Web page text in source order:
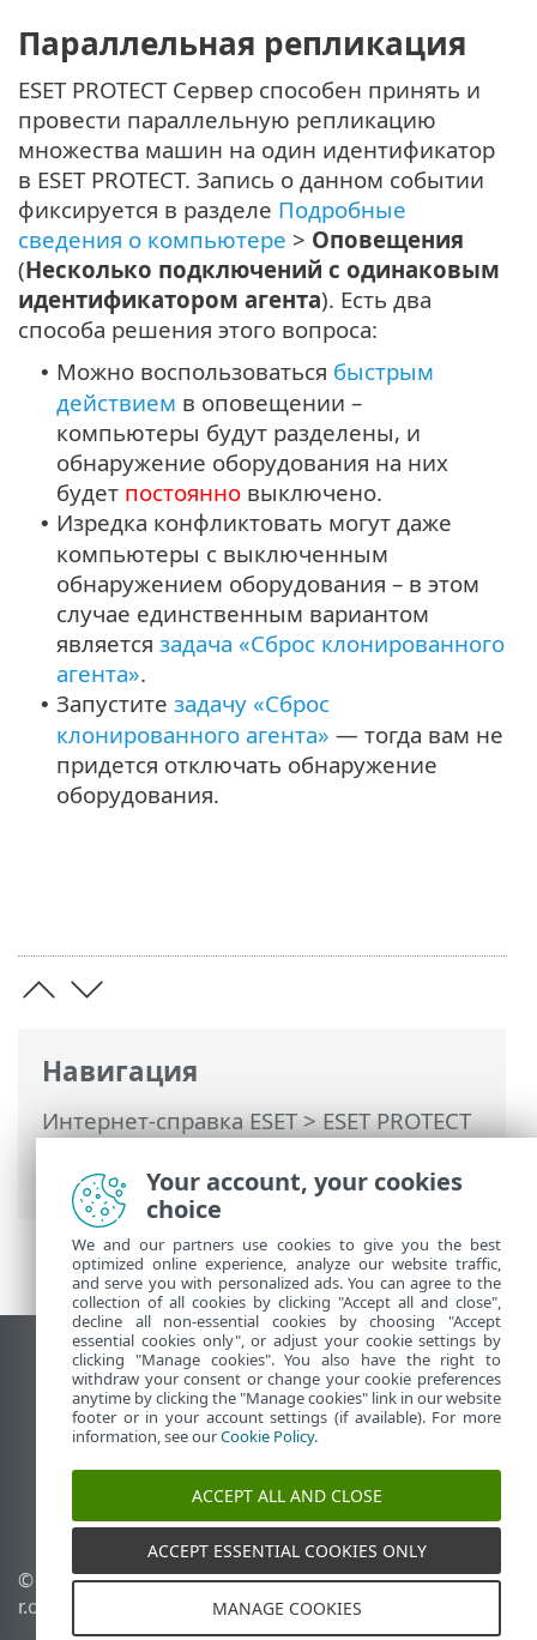
Навигация
Интернет-справка ESET>ESET PROTECT
обнаружение оборудования
Параллельная репликация
ESET PROTECT Сервер способен принять и
провести параллельную репликацию
множества машин на один идентификатор
в ESET PROTECT. Запись о данном событии
фиксируется в разделе Подробные
сведения о компьютере > Оповещения
(Несколько подключений с одинаковым
идентификатором агента). Есть два
способа решения этого вопроса:
• Можно воспользоваться быстрым
действием в оповещении –
компьютеры будут разделены, и
обнаружение оборудования на них
будет постоянно выключено.
• Изредка конфликтовать могут даже
компьютеры с выключенным
обнаружением оборудования – в этом
случае единственным вариантом
является задача «Сброс клонированного
агента».
• Запустите задачу «Сброс
клонированного агента» — тогда вам не
придется отключать обнаружение
оборудования.
Использовать сайт для ПК
End of Life
База знаний ESET
ESET Status Portal
Региональная поддержка
© 1992 - 2026 ESET, spol. s
r.o. - Все права защищены.
Управлять файлами
Политика в отношении
Your account, your cookies
choice
We and our partners use cookies to give you the best
optimized online experience, analyze our website traffic,
and serve you with personalized ads. You can agree to the
collection of all cookies by clicking "Accept all and close",
decline all non-essential cookies by choosing "Accept
essential cookies only", or adjust your cookie settings by
clicking "Manage cookies". You also have the right to
withdraw your consent or change your cookie preferences
anytime by clicking the "Manage cookies" link in our website
footer or in your account settings (if available). For more
information, see ourCookie Policy.
ACCEPT ALL AND CLOSE
ACCEPT ESSENTIAL COOKIES ONLY
MANAGE COOKIES